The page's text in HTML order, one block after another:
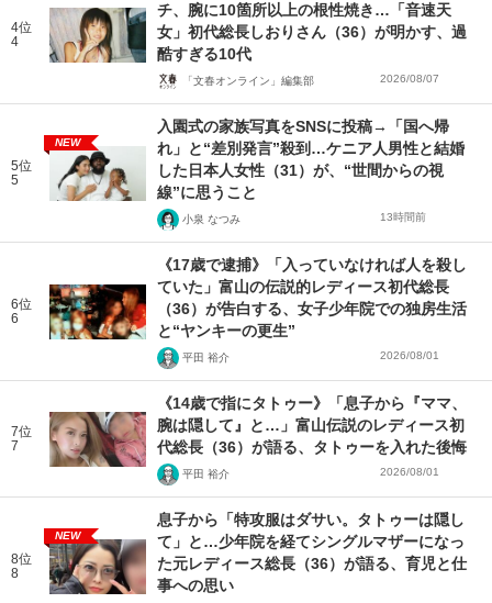
4位
4
チ、腕に10箇所以上の根性焼き…「音速天
女」初代総長しおりさん（36）が明かす、過
酷すぎる10代
「文春オンライン」編集部 2026/08/07
5位
5
NEW
入園式の家族写真をSNSに投稿→「国へ帰
れ」と“差別発言”殺到…ケニア人男性と結婚
した日本人女性（31）が、“世間からの視
線”に思うこと
小泉 なつみ 13時間前
6位
6
《17歳で逮捕》「入っていなければ人を殺し
ていた」富山の伝説的レディース初代総長
（36）が告白する、女子少年院での独房生活
と“ヤンキーの更生”
平田 裕介 2026/08/01
7位
7
《14歳で指にタトゥー》「息子から『ママ、
腕は隠して』と…」富山伝説のレディース初
代総長（36）が語る、タトゥーを入れた後悔
平田 裕介 2026/08/01
8位
8
NEW
息子から「特攻服はダサい。タトゥーは隠し
て」と…少年院を経てシングルマザーになっ
た元レディース総長（36）が語る、育児と仕
事への思い